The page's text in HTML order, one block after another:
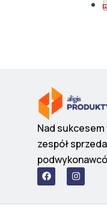
Nad
zespół
F
a
c
I
n
s